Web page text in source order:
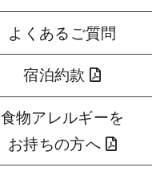
よくあるご質問
宿泊約款
食物アレルギーを
お持ちの方へ